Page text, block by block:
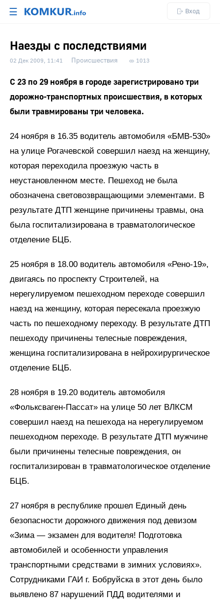
☰ Вход
Наезды с последствиями
02 Дек 2009, 11:41 Происшествия 1013
С 23 по 29 ноября в городе зарегистрировано три
дорожно-транспортных происшествия, в которых
были травмированы три человека.
24 ноября в 16.35 водитель автомобиля «БМВ-530»
на улице Рогачевской совершил наезд на женщину,
которая переходила проезжую часть в
неустановленном месте. Пешеход не была
обозначена световозвращающими элементами. В
результате ДТП женщине причинены травмы, она
была госпитализирована в травматологическое
отделение БЦБ.
25 ноября в 18.00 водитель автомобиля «Рено-19»,
двигаясь по проспекту Строителей, на
нерегулируемом пешеходном переходе совершил
наезд на женщину, которая пересекала проезжую
часть по пешеходному переходу. В результате ДТП
пешеходу причинены телесные повреждения,
женщина госпитализирована в нейрохирургическое
отделение БЦБ.
28 ноября в 19.20 водитель автомобиля
«Фольксваген-Пассат» на улице 50 лет ВЛКСМ
совершил наезд на пешехода на нерегулируемом
пешеходном переходе. В результате ДТП мужчине
были причинены телесные повреждения, он
госпитализирован в травматологическое отделение
БЦБ.
27 ноября в республике прошел Единый день
безопасности дорожного движения под девизом
«Зима — экзамен для водителя! Подготовка
автомобилей и особенности управления
транспортными средствами в зимних условиях».
Сотрудниками ГАИ г. Бобруйска в этот день было
выявлено 87 нарушений ПДД водителями и